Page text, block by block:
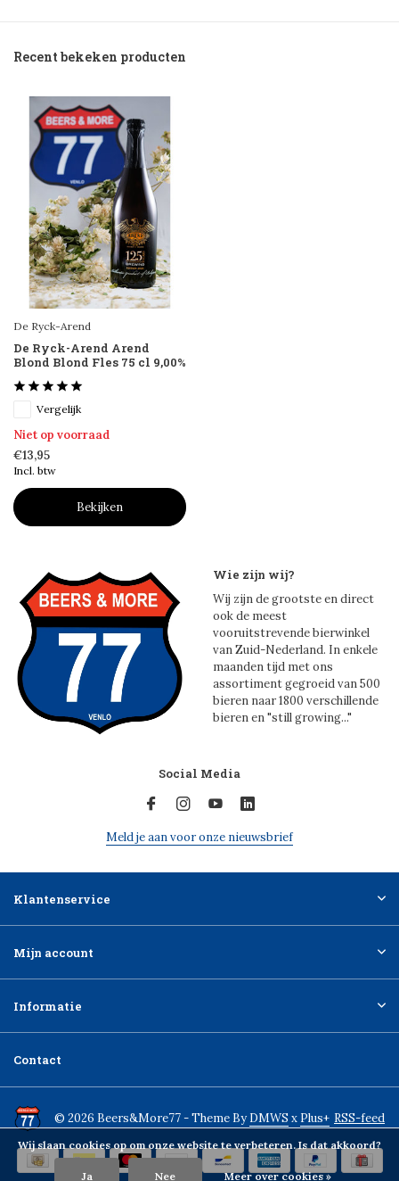
Recent bekeken producten
De Ryck-Arend
De Ryck-Arend Arend
Blond Blond Fles 75 cl 9,00%
Vergelijk
Niet op voorraad
€13,95
Incl. btw
Bekijken
Wie zijn wij?
Wij zijn de grootste en direct
ook de meest
vooruitstrevende bierwinkel
van Zuid-Nederland. In enkele
maanden tijd met ons
assortiment gegroeid van 500
bieren naar 1800 verschillende
bieren en "still growing..."
Social Media
Meld je aan voor onze nieuwsbrief
Klantenservice
Mijn account
Informatie
Contact
© 2026 Beers&More77 - Theme ByDMWS x Plus+ RSS-feed
Wij slaan cookies op om onze website te verbeteren. Is dat akkoord?
Ja Nee Meer over cookies »